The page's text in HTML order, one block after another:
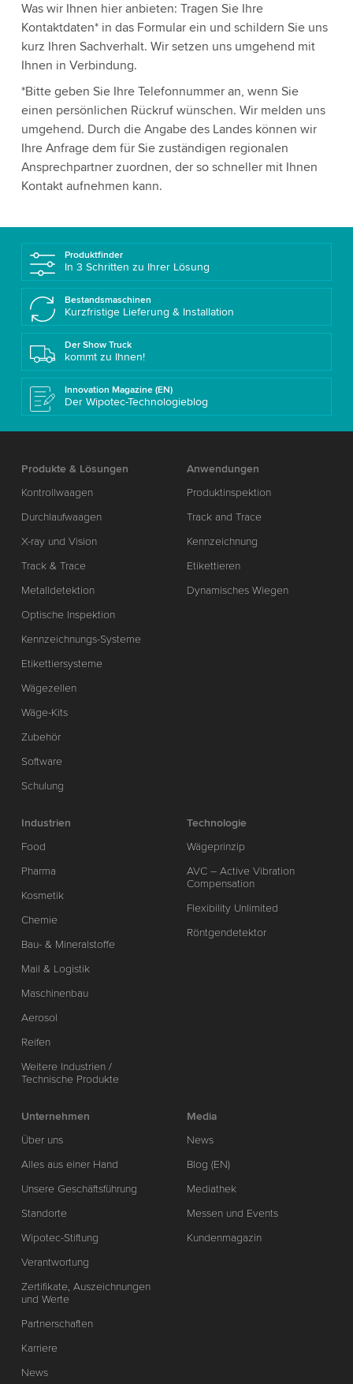
Was wir Ihnen hier anbieten: Tragen Sie Ihre
Kontaktdaten* in das Formular ein und schildern Sie uns
kurz Ihren Sachverhalt. Wir setzen uns umgehend mit
Ihnen in Verbindung.
*Bitte geben Sie Ihre Telefonnummer an, wenn Sie
einen persönlichen Rückruf wünschen. Wir melden uns
umgehend. Durch die Angabe des Landes können wir
Ihre Anfrage dem für Sie zuständigen regionalen
Ansprechpartner zuordnen, der so schneller mit Ihnen
Kontakt aufnehmen kann.
Produktfinder
In 3 Schritten zu Ihrer Lösung
Bestandsmaschinen
Kurzfristige Lieferung & Installation
Der Show Truck
kommt zu Ihnen!
Innovation Magazine (EN)
Der Wipotec-Technologieblog
Produkte & Lösungen
Kontrollwaagen
Durchlaufwaagen
X-ray und Vision
Track & Trace
Metalldetektion
Optische Inspektion
Kennzeichnungs-Systeme
Etikettiersysteme
Wägezellen
Wäge-Kits
Zubehör
Software
Schulung
Anwendungen
Produktinspektion
Track and Trace
Kennzeichnung
Etikettieren
Dynamisches Wiegen
Industrien
Food
Pharma
Kosmetik
Chemie
Bau- & Mineralstoffe
Mail & Logistik
Maschinenbau
Aerosol
Reifen
Weitere Industrien /
Technische Produkte
Technologie
Wägeprinzip
AVC – Active Vibration
Compensation
Flexibility Unlimited
Röntgendetektor
Unternehmen
Über uns
Alles aus einer Hand
Unsere Geschäftsführung
Standorte
Wipotec-Stiftung
Verantwortung
Zertifikate, Auszeichnungen
und Werte
Partnerschaften
Karriere
News
Media
News
Blog (EN)
Mediathek
Messen und Events
Kundenmagazin